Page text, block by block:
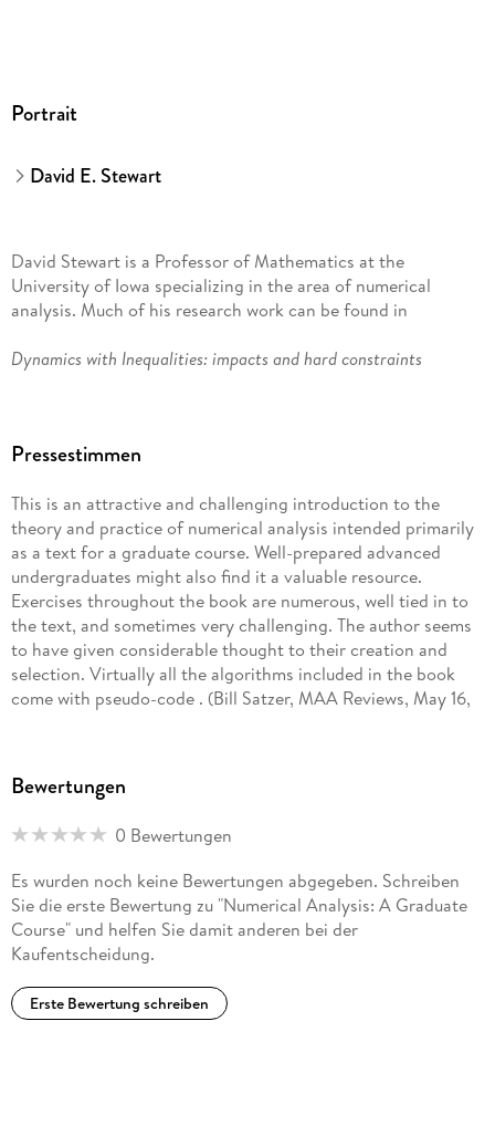
Portrait
David E. Stewart
David Stewart is a Professor of Mathematics at the
University of Iowa specializing in the area of numerical
analysis. Much of his research work can be found in
Dynamics with Inequalities: impacts and hard constraints
optimization, mathematical modeling, and other aspects of
Pressestimmen
This is an attractive and challenging introduction to the
theory and practice of numerical analysis intended primarily
as a text for a graduate course. Well-prepared advanced
undergraduates might also find it a valuable resource.
Exercises throughout the book are numerous, well tied in to
the text, and sometimes very challenging. The author seems
to have given considerable thought to their creation and
selection. Virtually all the algorithms included in the book
come with pseudo-code . (Bill Satzer, MAA Reviews, May 16,
Bewertungen
0 Bewertungen
Es wurden noch keine Bewertungen abgegeben. Schreiben
Sie die erste Bewertung zu "Numerical Analysis: A Graduate
Course" und helfen Sie damit anderen bei der
Kaufentscheidung.
Erste Bewertung schreiben